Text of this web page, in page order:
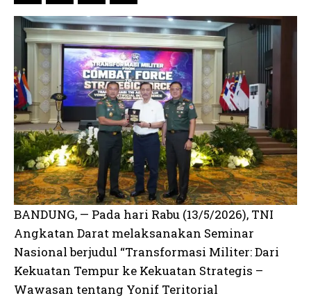
BANDUNG, — Pada hari Rabu (13/5/2026), TNI
Angkatan Darat melaksanakan Seminar
Nasional berjudul “Transformasi Militer: Dari
Kekuatan Tempur ke Kekuatan Strategis –
Wawasan tentang Yonif Teritorial